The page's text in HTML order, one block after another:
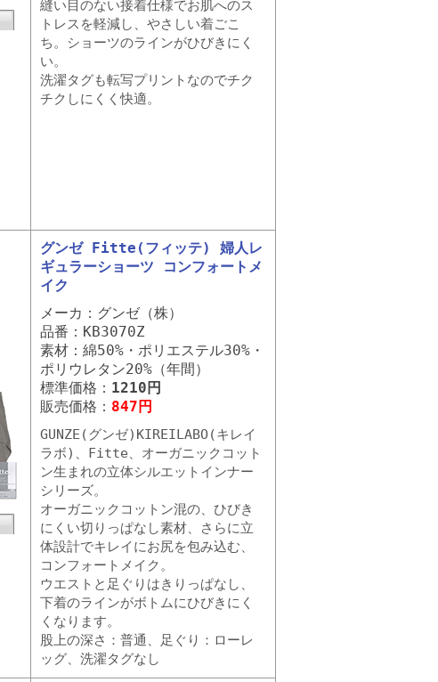
縫い目のない接着仕様でお肌へのス
トレスを軽減し、やさしい着ごこ
ち。ショーツのラインがひびきにく
い。
洗濯タグも転写プリントなのでチク
チクしにくく快適。
グンゼ Fitte(フィッテ) 婦人レ
ギュラーショーツ コンフォートメ
イク
メーカ：グンゼ（株）
品番：KB3070Z
素材：綿50%・ポリエステル30%・
ポリウレタン20%（年間）
標準価格： 1210円
販売価格： 847円
GUNZE(グンゼ)KIREILABO(キレイ
ラボ)、Fitte、オーガニックコット
ン生まれの立体シルエットインナー
シリーズ。
オーガニックコットン混の、ひびき
にくい切りっぱなし素材、さらに立
体設計でキレイにお尻を包み込む、
コンフォートメイク。
ウエストと足ぐりはきりっぱなし、
下着のラインがボトムにひびきにく
くなります。
股上の深さ：普通、足ぐり：ローレ
ッグ、洗濯タグなし